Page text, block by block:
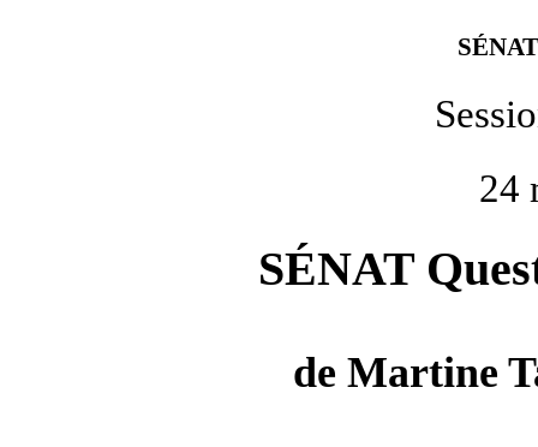
24
SÉNAT
de Martine